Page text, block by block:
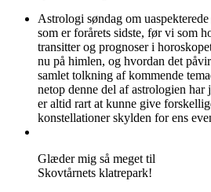
Astrologi søndag om
som er forårets sidste, før vi som
transitter og prognoser i
nu på himlen, og hvordan det
samlet tolkning af kommende
netop denne del af astrologien
er altid rart at kunne give
konstellationer skylden for ens
Glæder mig så meget til
Skovtårnets klatrepark!